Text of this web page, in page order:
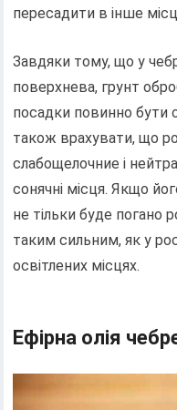
пересадити в інше
Завдяки тому, що у
поверхнева, грунт
посадки повинно бути
також врахувати, що
слабощелочние і
сонячні місця. Якщо
не тільки буде погано
таким сильним, як у
освітлених місцях.
Ефірна олія